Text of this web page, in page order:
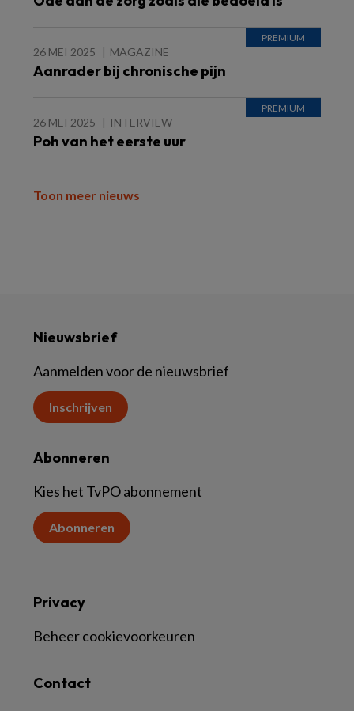
26 MEI 2025 MAGAZINE
Aanrader bij chronische pijn
26 MEI 2025 INTERVIEW
Poh van het eerste uur
Toon meer nieuws
Nieuwsbrief
Aanmelden voor de nieuwsbrief
Inschrijven
Abonneren
Kies het TvPO abonnement
Abonneren
Contact
Privacy
Beheer cookievoorkeuren